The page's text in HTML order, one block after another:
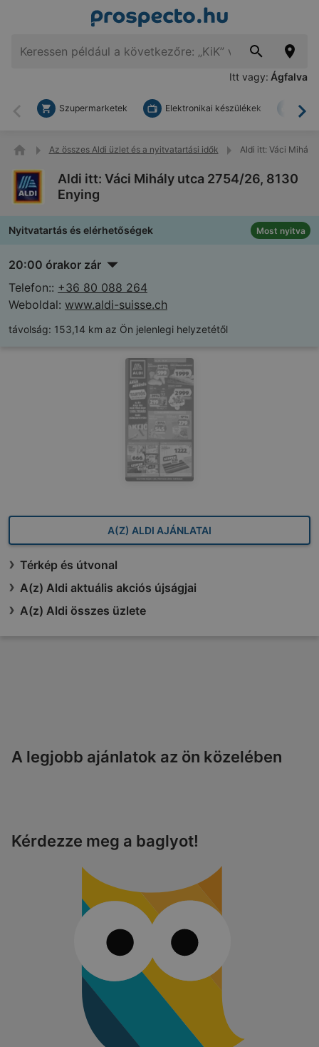
Itt vagy: Ágfalva
Vissza
Szupermarketek Elektronikai készülékek
Az összes Aldi üzlet és a nyitvatartási idők Aldi itt: Váci Mihály
Aldi itt: Váci Mihály utca 2754/26, 8130
Enying
Nyitvatartás és elérhetőségek Most nyitva
20:00 órakor zár
Telefon:: +36 80 088 264
Weboldal: www.aldi-suisse.ch
távolság: 153,14 km az Ön jelenlegi helyzetétől
A(Z) ALDI AJÁNLATAI
Térkép és útvonal
A(z) Aldi aktuális akciós újságjai
A(z) Aldi összes üzlete
A legjobb ajánlatok az ön közelében
Kérdezze meg a baglyot!